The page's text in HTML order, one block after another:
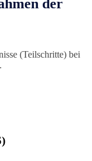
der
(Teilschritte) bei